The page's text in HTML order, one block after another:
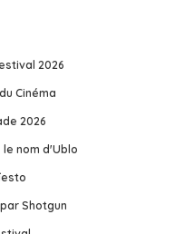
2026
Cinéma
2026
le nom d'Ublo
Shotgun